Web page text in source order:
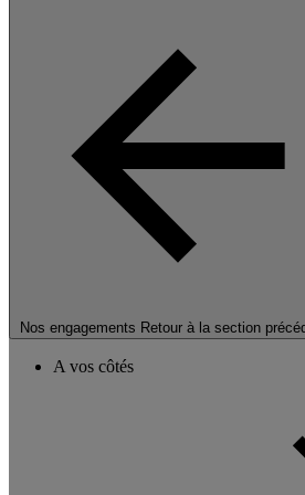
Nos engagements Retour à la section
A vos côtés